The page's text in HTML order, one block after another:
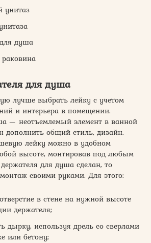
унитаз
душа
для душа
лучше выбрать лейку с учетом
и интерьера в помещении.
— неотъемлемый элемент в ванной
дополнить общий стиль, дизайн.
лейку можно в удобном
высоте, монтировав под любым
для душа сделан, то
своими руками. Для этого:
в стене на нужной высоте
держателя;
дырку, используя дрель со сверлами
или бетону;